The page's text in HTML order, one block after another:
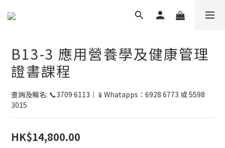
B13-3 應用營養學及健康管理
證書課程
查詢及報名: 📞3709 6113｜📱Whatapps：6928 6773 或 5598
3015
HK$14,800.00